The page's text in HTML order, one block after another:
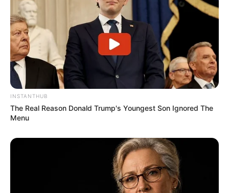
INSTANTHUB
The Real Reason Donald Trump's Youngest Son Ignored The
Menu